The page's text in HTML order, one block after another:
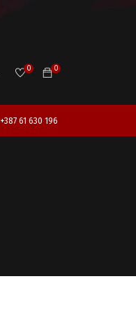
0
0
+387 61 630 196